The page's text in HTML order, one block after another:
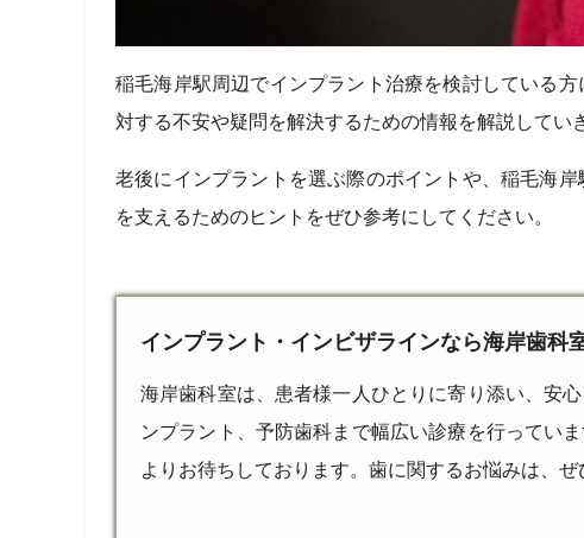
稲毛海岸駅周辺でインプラント治療を検討している
対する不安や疑問を解決するための情報を解説してい
老後にインプラントを選ぶ際のポイントや、稲毛海
を支えるためのヒントをぜひ参考にしてください。
インプラント・インビザラインなら海岸歯科
海岸歯科室は、患者様一人ひとりに寄り添い、安
ンプラント、予防歯科まで幅広い診療を行ってい
よりお待ちしております。歯に関するお悩みは、ぜ